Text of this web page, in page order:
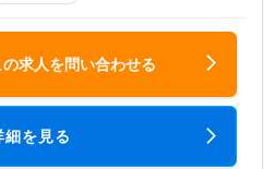
の求人を問い合わせる
細を見る